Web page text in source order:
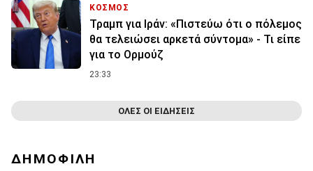
ΚΟΣΜΟΣ
Τραμπ για Ιράν: «Πιστεύω ότι ο πόλεμος
θα τελειώσει αρκετά σύντομα» - Τι είπε
για το Ορμούζ
23:33
ΟΛΕΣ ΟΙ ΕΙΔΗΣΕΙΣ
ΔΗΜΟΦΙΛΗ